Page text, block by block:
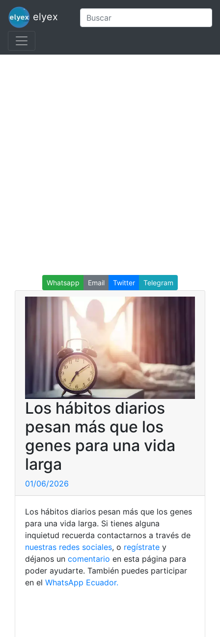
elyex
Whatsapp Email Twitter Telegram
Los hábitos diarios
pesan más que los
genes para una vida
larga
01/06/2026
Los hábitos diarios pesan más que los genes
para una vida larga. Si tienes alguna
inquietud recuerda contactarnos a través de
nuestras redes sociales, o regístrate y
déjanos un comentario en esta página para
poder ayudarte. También puedes participar
en el WhatsApp Ecuador.